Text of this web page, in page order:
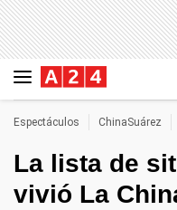
Espectáculos ChinaSuárez
La lista de
vivió La